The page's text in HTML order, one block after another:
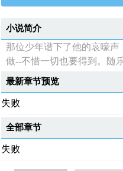
小说简介
那位少年谱下了他的哀嚎
做--不惜一切也要得到。随
最新章节预览
失败
全部章节
失败